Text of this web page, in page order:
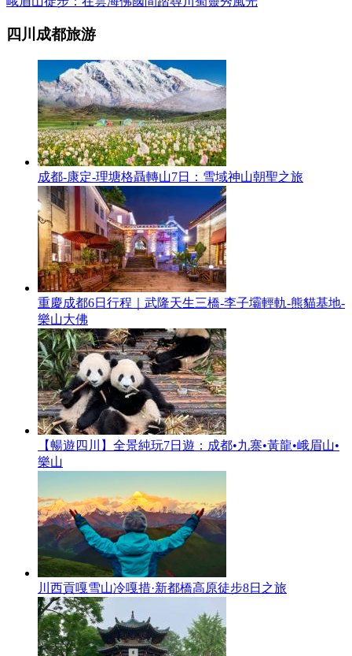
四川成都旅游
成都-康定-理塘格聶轉山7日：雪域神山朝聖之旅
重慶成都6日行程｜武隆天生三橋-李子壩輕軌-熊貓基地-
樂山大佛
【暢遊四川】全景純玩7日遊：成都•九寨•黃龍•峨眉山•
樂山
川西貢嘎雪山冷嘎措·新都橋高原徒步8日之旅